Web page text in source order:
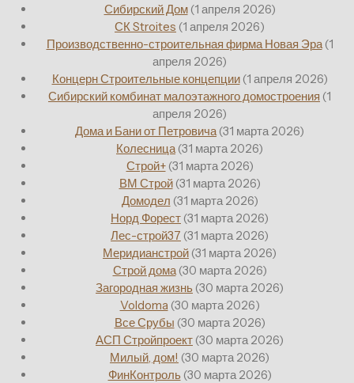
Сибирский Дом (1 апреля 2026)
СК Stroites (1 апреля 2026)
Производственно-строительная фирма Новая Эра (1
апреля 2026)
Концерн Строительные концепции (1 апреля 2026)
Сибирский комбинат малоэтажного домостроения (1
апреля 2026)
Дома и Бани от Петровича (31 марта 2026)
Колесница (31 марта 2026)
Строй+ (31 марта 2026)
ВМ Строй (31 марта 2026)
Домодел (31 марта 2026)
Норд Форест (31 марта 2026)
Лес-строй37 (31 марта 2026)
Меридианстрой (31 марта 2026)
Строй дома (30 марта 2026)
Загородная жизнь (30 марта 2026)
Voldoma (30 марта 2026)
Все Срубы (30 марта 2026)
АСП Стройпроект (30 марта 2026)
Милый, дом! (30 марта 2026)
ФинКонтроль (30 марта 2026)